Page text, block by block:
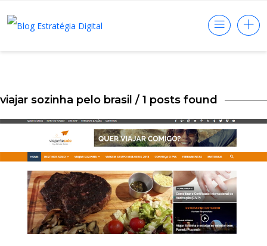
viajar sozinha pelo brasil / 1 posts found